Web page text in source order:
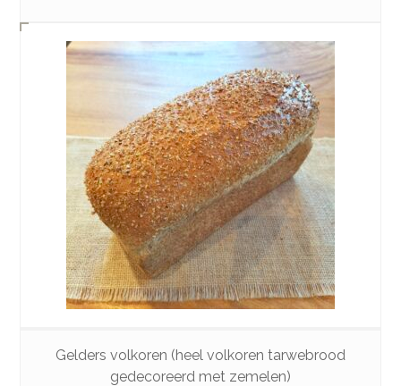
Gelders volkoren (heel volkoren tarwebrood
gedecoreerd met zemelen)